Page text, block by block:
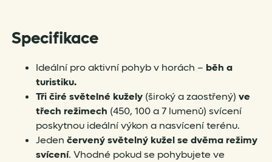
Specifikace
Ideální pro aktivní pohyb v horách – běh a
turistiku.
Tři čiré světelné kužely(široký a zaostřený) ve
třech režimech (450, 100 a 7 lumenů) svícení
poskytnou ideální výkon a nasvícení terénu.
Jeden červený světelný kužel se dvěma režimy
svícení. Vhodné pokud se pohybujete ve